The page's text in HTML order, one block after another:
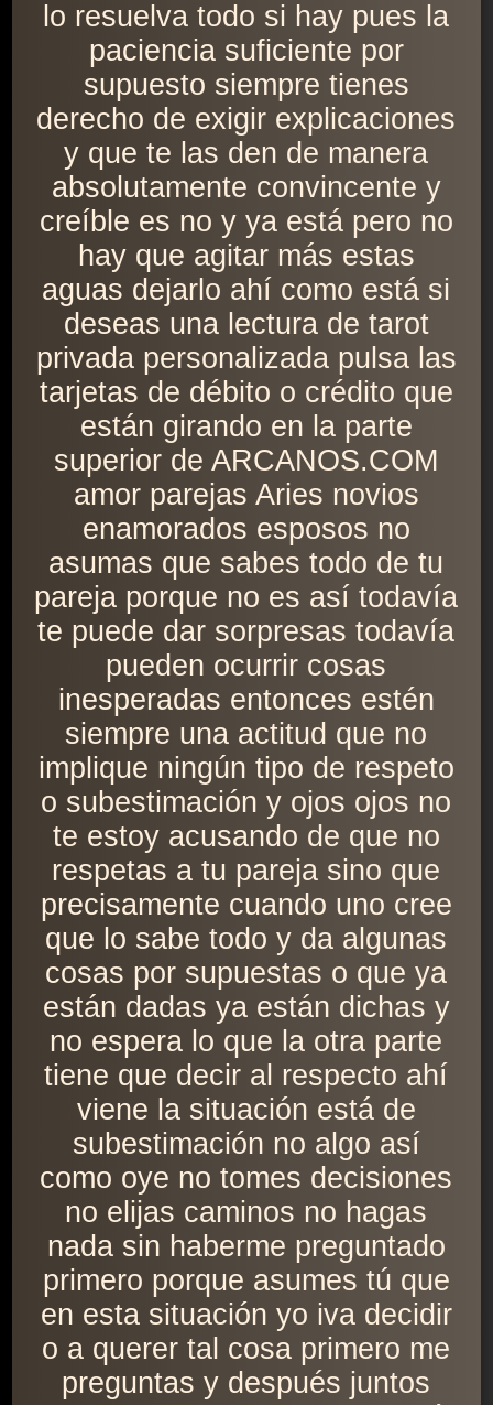
lo resuelva todo si hay pues la
paciencia suficiente por
supuesto siempre tienes
derecho de exigir explicaciones
y que te las den de manera
absolutamente convincente y
creíble es no y ya está pero no
hay que agitar más estas
aguas dejarlo ahí como está si
deseas una lectura de tarot
privada personalizada pulsa las
tarjetas de débito o crédito que
están girando en la parte
superior de ARCANOS.COM
amor parejas Aries novios
enamorados esposos no
asumas que sabes todo de tu
pareja porque no es así todavía
te puede dar sorpresas todavía
pueden ocurrir cosas
inesperadas entonces estén
siempre una actitud que no
implique ningún tipo de respeto
o subestimación y ojos ojos no
te estoy acusando de que no
respetas a tu pareja sino que
precisamente cuando uno cree
que lo sabe todo y da algunas
cosas por supuestas o que ya
están dadas ya están dichas y
no espera lo que la otra parte
tiene que decir al respecto ahí
viene la situación está de
subestimación no algo así
como oye no tomes decisiones
no elijas caminos no hagas
nada sin haberme preguntado
primero porque asumes tú que
en esta situación yo iva decidir
o a querer tal cosa primero me
preguntas y después juntos